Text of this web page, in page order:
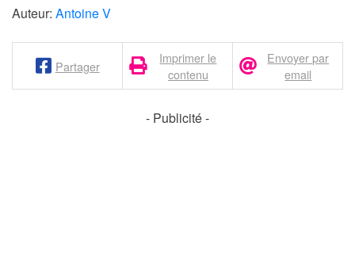
Auteur: Antoine V
Partager
Imprimer le
contenu
Envoyer par
email
- Publicité -